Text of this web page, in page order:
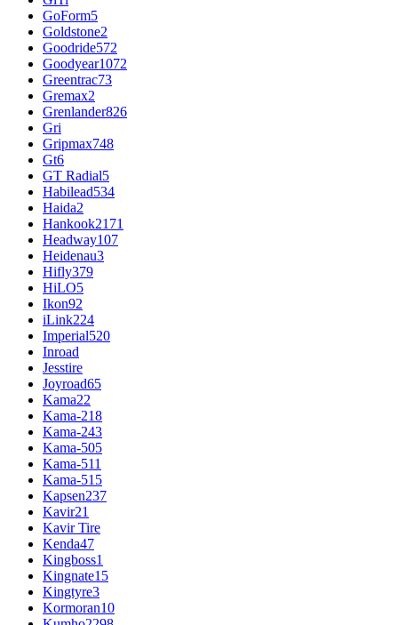
GoForm5
Goldstone2
Goodride572
Goodyear1072
Greentrac73
Gremax2
Grenlander826
Gri
Gripmax748
Gt6
GT Radial5
Habilead534
Haida2
Hankook2171
Headway107
Heidenau3
Hifly379
HiLO5
Ikon92
iLink224
Imperial520
Inroad
Jesstire
Joyroad65
Kama22
Kama-218
Kama-243
Kama-505
Kama-511
Kama-515
Kapsen237
Kavir21
Kavir Tire
Kenda47
Kingboss1
Kingnate15
Kingtyre3
Kormoran10